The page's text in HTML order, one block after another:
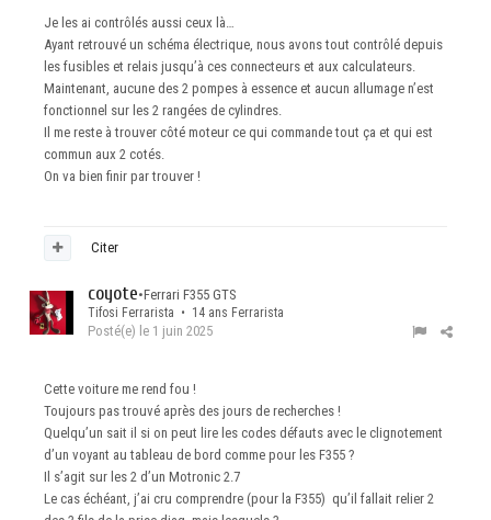
Je les ai contrôlés aussi ceux là…
Ayant retrouvé un schéma électrique, nous avons tout contrôlé depuis
les fusibles et relais jusqu’à ces connecteurs et aux calculateurs.
Maintenant, aucune des 2 pompes à essence et aucun allumage n’est
fonctionnel sur les 2 rangées de cylindres.
Il me reste à trouver côté moteur ce qui commande tout ça et qui est
commun aux 2 cotés.
On va bien finir par trouver !
Citer
coyote•Ferrari F355 GTS
Tifosi Ferrarista • 14 ans Ferrarista
Posté(e) le 1 juin 2025
Cette voiture me rend fou !
Toujours pas trouvé après des jours de recherches !
Quelqu’un sait il si on peut lire les codes défauts avec le clignotement
d’un voyant au tableau de bord comme pour les F355 ?
Il s’agit sur les 2 d’un Motronic 2.7
Le cas échéant, j’ai cru comprendre (pour la F355) qu’il fallait relier 2